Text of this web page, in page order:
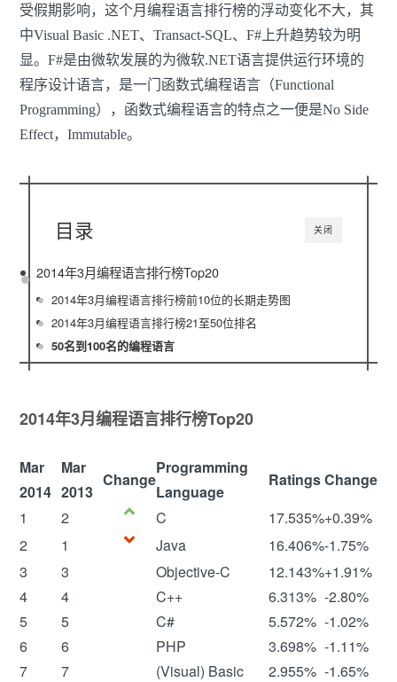
受假期影响，这个月编程语言排行榜的浮动变化不大，其
中Visual Basic .NET、Transact-SQL、F#上升趋势较为明
显。F#是由微软发展的为微软.NET语言提供运行环境的
程序设计语言，是一门函数式编程语言（Functional
Programming），函数式编程语言的特点之一便是No Side
Effect，Immutable。
关闭
目录
2014年3月编程语言排行榜Top20
2014年3月编程语言排行榜前10位的长期走势图
2014年3月编程语言排行榜21至50位排名
50名到100名的编程语言
2014年3月编程语言排行榜Top20
Mar
2014
Mar
2013
Change
Programming
Language
RatingsChange
1
2 C 17.535%+0.39%
2
1 Java 16.406%-1.75%
3
3 Objective-C 12.143%+1.91%
4
4 C++ 6.313% -2.80%
5
5 C# 5.572% -1.02%
6
6 PHP 3.698% -1.11%
7
7 (Visual) Basic 2.955% -1.65%